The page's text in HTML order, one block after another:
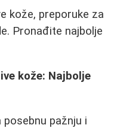
kože, preporuke za
Pronađite najbolje
kože: Najbolje
pažnju i